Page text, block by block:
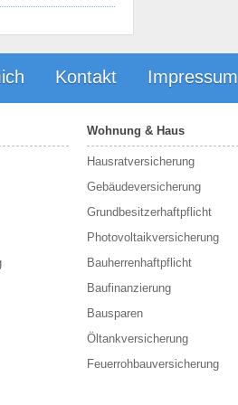
Kontakt Impressum
Wohnung & Haus
Hausratversicherung
Gebäudeversicherung
Grundbesitzerhaftpflicht
Photovoltaikversicherung
Bauherrenhaftpflicht
Baufinanzierung
Bausparen
Öltankversicherung
Feuerrohbauversicherung